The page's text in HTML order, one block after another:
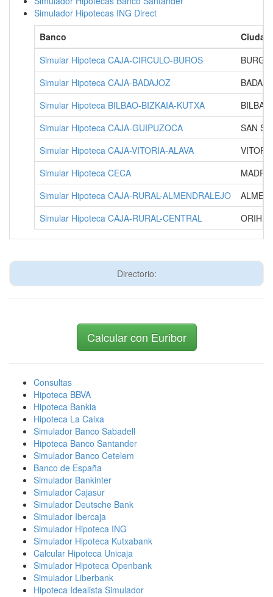
Simulador Hipotecas ING Direct
Banco
Ciudad
Simular Hipoteca CAJA-CIRCULO-BUROS
Simular Hipoteca CAJA-BADAJOZ
Simular Hipoteca BILBAO-BIZKAIA-KUTXA
BILBAO
Simular Hipoteca CAJA-GUIPUZOCA
SAN
Simular Hipoteca CAJA-VITORIA-ALAVA
Simular Hipoteca CECA
Simular Hipoteca CAJA-RURAL-ALMENDRALEJO
Simular Hipoteca CAJA-RURAL-CENTRAL
Directorio:
Calcular con Euribor
Consultas
Hipoteca BBVA
Hipoteca Bankia
Hipoteca La Caixa
Simulador Banco Sabadell
Hipoteca Banco Santander
Simulador Banco Cetelem
Banco de España
Simulador Bankinter
Simulador Cajasur
Simulador Deutsche Bank
Simulador Ibercaja
Simulador Hipoteca ING
Simulador Hipoteca Kutxabank
Calcular Hipoteca Unicaja
Simulador Hipoteca Openbank
Simulador Liberbank
Hipoteca Idealista Simulador